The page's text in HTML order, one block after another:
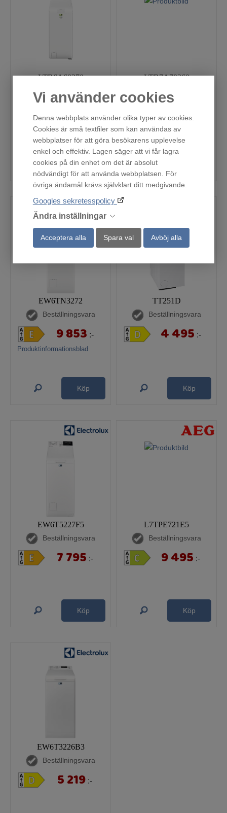
Vi använder cookies
Denna webbplats använder olika typer av cookies.
Cookies är små textfiler som kan användas av
webbplatser för att göra besökarens upplevelse
enkel och effektiv. Lagen säger att vi får lagra
cookies på din enhet om det är absolut
nödvändigt för att använda webbplatsen. För
övriga ändamål krävs självklart ditt medgivande.
Googles sekretesspolicy
Ändra inställningar
Acceptera alla Spara val Avböj alla
LTR6A60370
Fjärrlager
Produktinformationsblad
7 616
Köp
LTR7A70260
Produktinformationsblad
9 995
EW6TN3272
Beställningsvara
Produktinformationsblad
9 853 :-
Köp
TT251D
Beställningsvara
4 495 :-
Köp
EW6T5227F5
Beställningsvara
7 795 :-
Köp
L7TPE721E5
Beställningsvara
9 495 :-
Köp
EW6T3226B3
Beställningsvara
5 219 :-